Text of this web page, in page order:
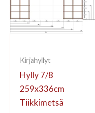
Kirjahyllyt
Hylly 7/8
259x336cm
Tiikkimetsä